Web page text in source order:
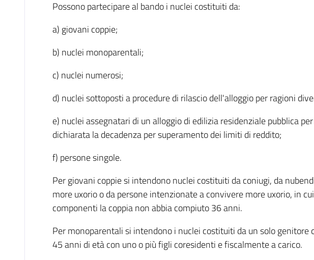
Possono partecipare al bando i nuclei costituiti da:
a) giovani coppie;
b) nuclei monoparentali;
c) nuclei numerosi;
d) nuclei sottoposti a procedure di rilascio dell'alloggio per ragioni
e) nuclei assegnatari di un alloggio di edilizia residenziale pubblica
dichiarata la decadenza per superamento dei limiti di reddito;
f) persone singole.
Per giovani coppie si intendono nuclei costituiti da coniugi, da
more uxorio o da persone intenzionate a convivere more uxorio, in
componenti la coppia non abbia compiuto 36 anni.
Per monoparentali si intendono i nuclei costituiti da un solo genitore
45 anni di età con uno o più figli coresidenti e fiscalmente a carico.